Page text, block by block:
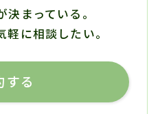
まっている。
軽に相談したい。
する